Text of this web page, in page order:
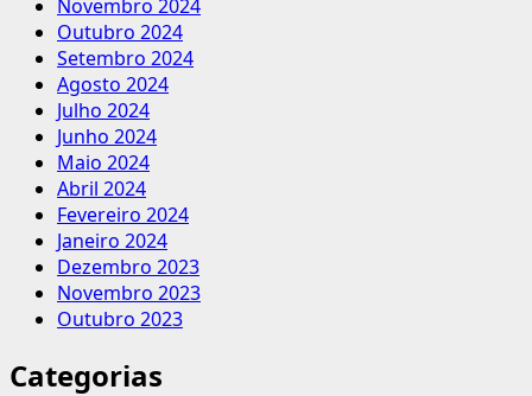
Novembro 2024
Outubro 2024
Setembro 2024
Agosto 2024
Julho 2024
Junho 2024
Maio 2024
Abril 2024
Fevereiro 2024
Janeiro 2024
Dezembro 2023
Novembro 2023
Outubro 2023
Categorias